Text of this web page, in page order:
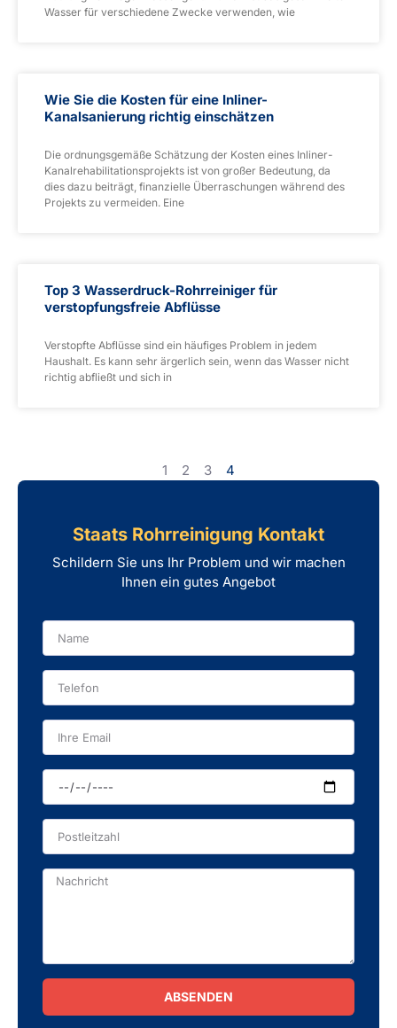
Wasser für verschiedene Zwecke verwenden, wie
Wie Sie die Kosten für eine Inliner-
Kanalsanierung richtig einschätzen
Die ordnungsgemäße Schätzung der Kosten eines Inliner-
Kanalrehabilitationsprojekts ist von großer Bedeutung, da
dies dazu beiträgt, finanzielle Überraschungen während des
Projekts zu vermeiden. Eine
Top 3 Wasserdruck-Rohrreiniger für
verstopfungsfreie Abflüsse
Verstopfte Abflüsse sind ein häufiges Problem in jedem
Haushalt. Es kann sehr ärgerlich sein, wenn das Wasser nicht
richtig abfließt und sich in
1 2 3 4
Staats Rohrreinigung Kontakt
Schildern Sie uns Ihr Problem und wir machen
Ihnen ein gutes Angebot
ABSENDEN